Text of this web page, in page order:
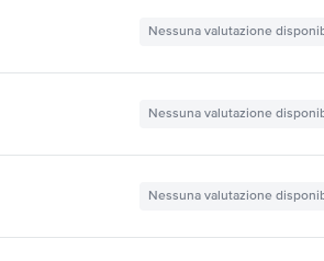
Nessuna valutazione
Nessuna valutazione
Nessuna valutazione